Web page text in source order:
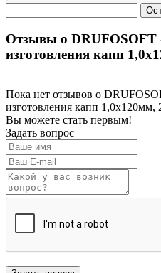
Отзывы о DRUFOSOFT
изготовления капп
Пока нет отзывов о
изготовления капп 1,0х120мм,
Вы можете стать первым!
Задать вопрос